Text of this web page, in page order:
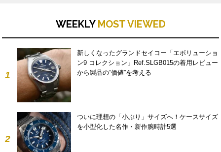
WEEKLY MOST VIEWED
1
新しくなったグランドセイコー「エボリューショ
ン9 コレクション」Ref.SLGB015の着用レビュー
から製品の“価値”を考える
2
ついに理想の「小ぶり」サイズへ！ケースサイズ
を小型化した名作・新作腕時計5選